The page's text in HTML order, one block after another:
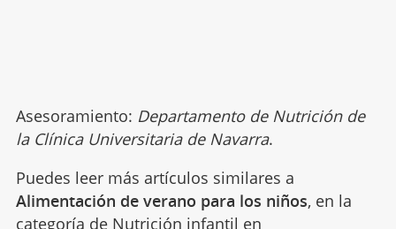
Asesoramiento: Departamento de Nutrición de
la Clínica Universitaria de Navarra.
Puedes leer más artículos similares a
Alimentación de verano para los niños, en la
categoría de Nutrición infantil en